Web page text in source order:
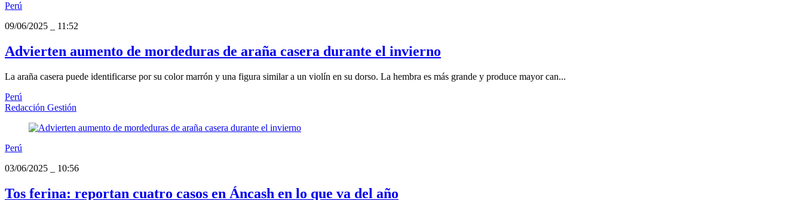
Perú
09/06/2025
11:52
Advierten aumento de mordeduras de araña casera durante el invierno
La araña casera puede identificarse por su color marrón y una figura similar a un violín en su dorso. La hembra es más grande y produce mayor can...
Perú
Redacción Gestión
Perú
03/06/2025
10:56
Tos ferina: reportan cuatro casos en Áncash en lo que va del año